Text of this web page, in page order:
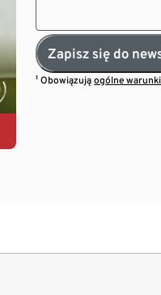
Zapisz się do
¹ Obowiązująogólne